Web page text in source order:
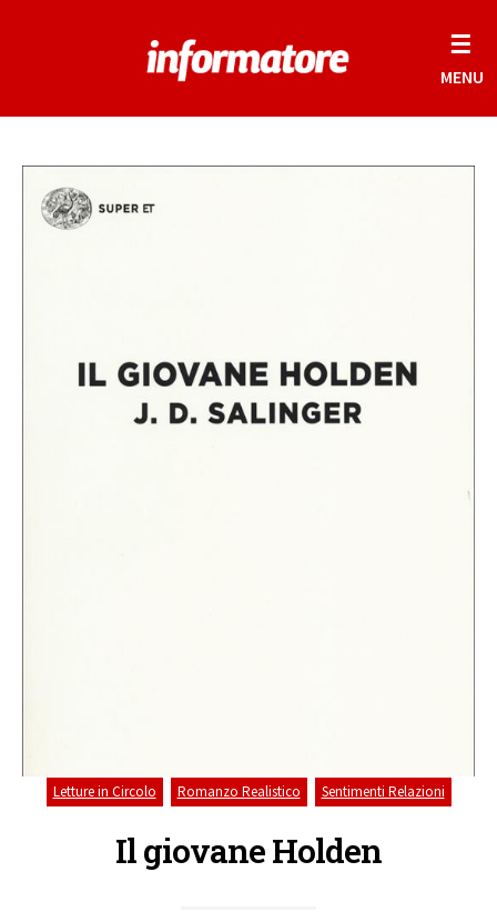
☰
MENU
Letture in Circolo Romanzo Realistico Sentimenti Relazioni
Il giovane Holden